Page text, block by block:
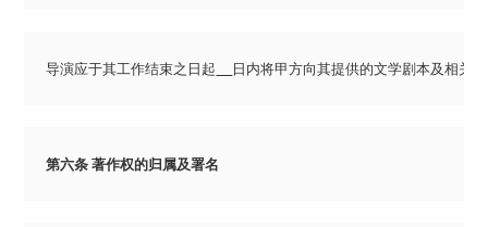
导演应于其工作结束之日起 日内将甲方向其提供的文学剧本及相关
第六条 著作权的归属及署名